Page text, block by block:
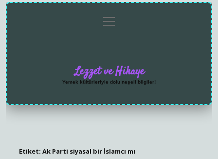
menüyü
aç
Lezzet ve Hikaye
Yemek kültürleriyle dolu neşeli bilgiler!
Etiket: Ak Parti siyasal bir İslamcı mı